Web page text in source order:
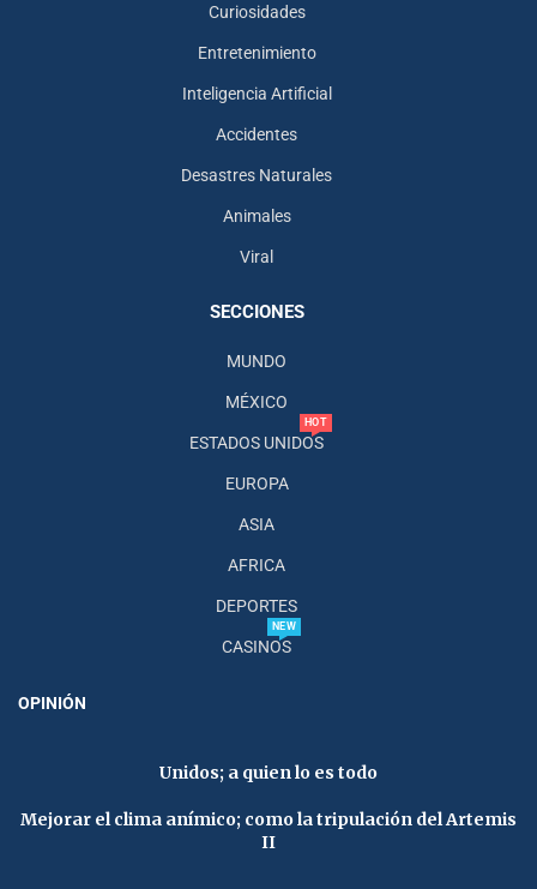
Curiosidades
Entretenimiento
Inteligencia Artificial
Accidentes
Desastres Naturales
Animales
Viral
SECCIONES
MUNDO
MÉXICO
ESTADOS UNIDOS
HOT
EUROPA
ASIA
AFRICA
DEPORTES
CASINOS
NEW
OPINIÓN
Unidos; a quien lo es todo
Mejorar el clima anímico; como la tripulación del Artemis
II